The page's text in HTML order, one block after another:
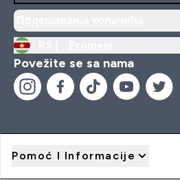
Povežite se sa nama
Pomoć I Informacije